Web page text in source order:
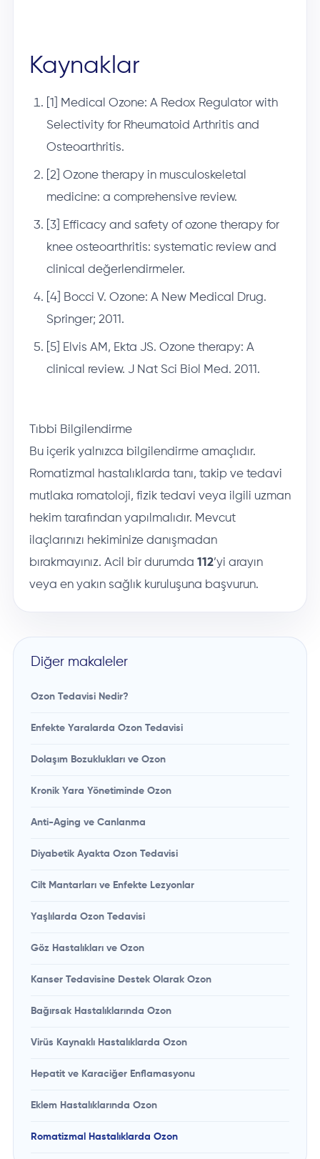
Kaynaklar
[1] Medical Ozone: A Redox Regulator with
Selectivity for Rheumatoid Arthritis and
Osteoarthritis.
[2] Ozone therapy in musculoskeletal
medicine: a comprehensive review.
[3] Efficacy and safety of ozone therapy for
knee osteoarthritis: systematic review and
clinical değerlendirmeler.
[4] Bocci V. Ozone: A New Medical Drug.
Springer; 2011.
[5] Elvis AM, Ekta JS. Ozone therapy: A
clinical review. J Nat Sci Biol Med. 2011.
Tıbbi Bilgilendirme
Bu içerik yalnızca bilgilendirme amaçlıdır.
Romatizmal hastalıklarda tanı, takip ve tedavi
mutlaka romatoloji, fizik tedavi veya ilgili uzman
hekim tarafından yapılmalıdır. Mevcut
ilaçlarınızı hekiminize danışmadan
bırakmayınız. Acil bir durumda 112’yi arayın
veya en yakın sağlık kuruluşuna başvurun.
Diğer makaleler
Ozon Tedavisi Nedir?
Enfekte Yaralarda Ozon Tedavisi
Dolaşım Bozuklukları ve Ozon
Kronik Yara Yönetiminde Ozon
Anti-Aging ve Canlanma
Diyabetik Ayakta Ozon Tedavisi
Cilt Mantarları ve Enfekte Lezyonlar
Yaşlılarda Ozon Tedavisi
Göz Hastalıkları ve Ozon
Kanser Tedavisine Destek Olarak Ozon
Bağırsak Hastalıklarında Ozon
Virüs Kaynaklı Hastalıklarda Ozon
Hepatit ve Karaciğer Enflamasyonu
Eklem Hastalıklarında Ozon
Romatizmal Hastalıklarda Ozon